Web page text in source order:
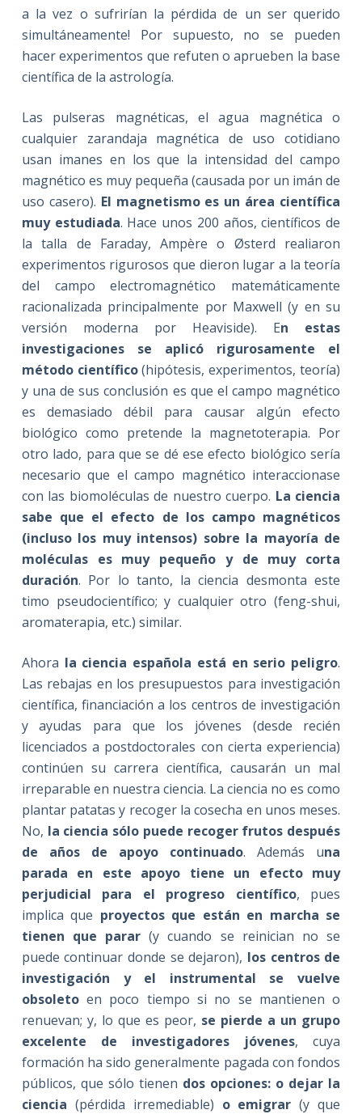
a la vez o sufrirían la pérdida de un ser querido
simultáneamente! Por supuesto, no se pueden
hacer experimentos que refuten o aprueben la base
científica de la astrología.
Las pulseras magnéticas, el agua magnética o
cualquier zarandaja magnética de uso cotidiano
usan imanes en los que la intensidad del campo
magnético es muy pequeña (causada por un imán de
uso casero). El magnetismo es un área científica
muy estudiada. Hace unos 200 años, científicos de
la talla de Faraday, Ampère o Østerd realiaron
experimentos rigurosos que dieron lugar a la teoría
del campo electromagnético matemáticamente
racionalizada principalmente por Maxwell (y en su
versión moderna por Heaviside). En estas
investigaciones se aplicó rigurosamente el
método científico(hipótesis, experimentos, teoría)
y una de sus conclusión es que el campo magnético
es demasiado débil para causar algún efecto
biológico como pretende la magnetoterapia. Por
otro lado, para que se dé ese efecto biológico sería
necesario que el campo magnético interaccionase
con las biomoléculas de nuestro cuerpo. La ciencia
sabe que el efecto de los campo magnéticos
(incluso los muy intensos) sobre la mayoría de
moléculas es muy pequeño y de muy corta
duración. Por lo tanto, la ciencia desmonta este
timo pseudocientífico; y cualquier otro (feng-shui,
aromaterapia, etc.) similar.
Ahora la ciencia española está en serio peligro.
Las rebajas en los presupuestos para investigación
científica, financiación a los centros de investigación
y ayudas para que los jóvenes (desde recién
licenciados a postdoctorales con cierta experiencia)
continúen su carrera científica, causarán un mal
irreparable en nuestra ciencia. La ciencia no es como
plantar patatas y recoger la cosecha en unos meses.
No, la ciencia sólo puede recoger frutos después
de años de apoyo continuado. Además una
parada en este apoyo tiene un efecto muy
perjudicial para el progreso científico, pues
implica que proyectos que están en marcha se
tienen que parar (y cuando se reinician no se
puede continuar donde se dejaron), los centros de
investigación y el instrumental se vuelve
obsoletoen poco tiempo si no se mantienen o
renuevan; y, lo que es peor, se pierde a un grupo
excelente de investigadores jóvenes, cuya
formación ha sido generalmente pagada con fondos
públicos, que sólo tienen dos opciones: o dejar la
ciencia (pérdida irremediable) o emigrar (y que